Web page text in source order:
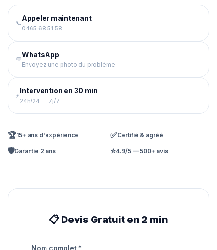
📞
Appeler maintenant
0465 68 51 58
💬
WhatsApp
Envoyez une photo du problème
⚡
Intervention en 30 min
24h/24 — 7j/7
🏆15+ ans d'expérience ✅Certifié & agréé
🛡️Garantie 2 ans ⭐4.9/5 — 500+ avis
📋 Devis Gratuit en 2 min
Nom complet *